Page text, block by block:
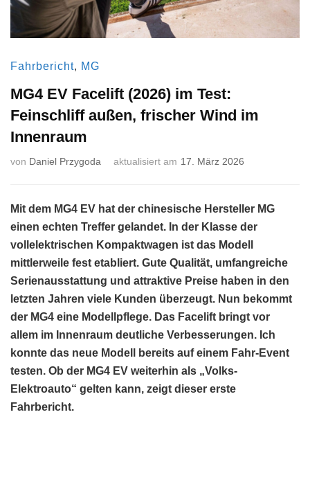
Fahrbericht, MG
MG4 EV Facelift (2026) im Test:
Feinschliff außen, frischer Wind im
Innenraum
von Daniel Przygoda aktualisiert am 17. März 2026
Mit dem MG4 EV hat der chinesische Hersteller MG
einen echten Treffer gelandet. In der Klasse der
vollelektrischen Kompaktwagen ist das Modell
mittlerweile fest etabliert. Gute Qualität, umfangreiche
Serienausstattung und attraktive Preise haben in den
letzten Jahren viele Kunden überzeugt. Nun bekommt
der MG4 eine Modellpflege. Das Facelift bringt vor
allem im Innenraum deutliche Verbesserungen. Ich
konnte das neue Modell bereits auf einem Fahr-Event
testen. Ob der MG4 EV weiterhin als „Volks-
Elektroauto“ gelten kann, zeigt dieser erste
Fahrbericht.